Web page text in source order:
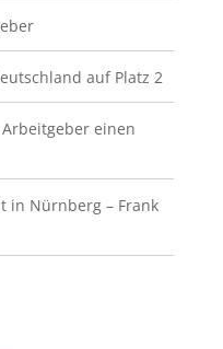
auf Platz 2
einen
in Nürnberg – Frank